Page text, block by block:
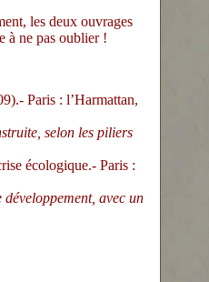
les deux ouvrages
à ne pas oublier !
Paris : l’Harmattan,
selon les piliers
écologique.- Paris :
avec un